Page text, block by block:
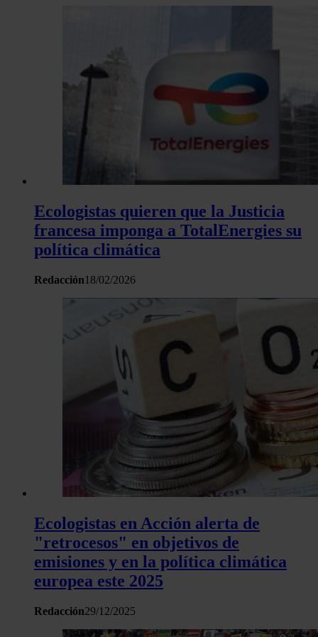
Ecologistas quieren que la Justicia
francesa imponga a TotalEnergies su
política climática
Redacción18/02/2026
Ecologistas en Acción alerta de
"retrocesos" en objetivos de
emisiones y en la política climática
europea este 2025
Redacción29/12/2025